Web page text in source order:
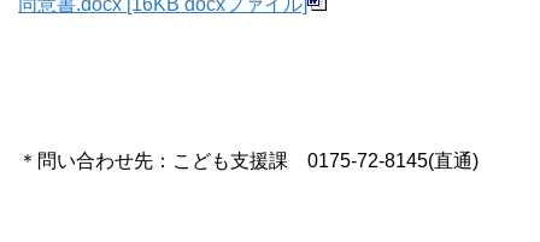
＊問い合わせ先：こども支援課 0175-72-8145(直通)